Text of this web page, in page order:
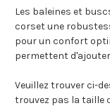
Les baleines et
corset une
pour un confort
permettent
Veuillez trouver ci-
trouvez pas la taille